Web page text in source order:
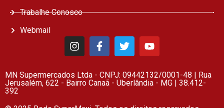
Trabalhe Conosco
Webmail
MN Supermercados Ltda - CNPJ: 09442132/0001-48 | Rua
Jerusalém, 622 - Bairro Canaã - Uberlândia - MG | 38.412-
392